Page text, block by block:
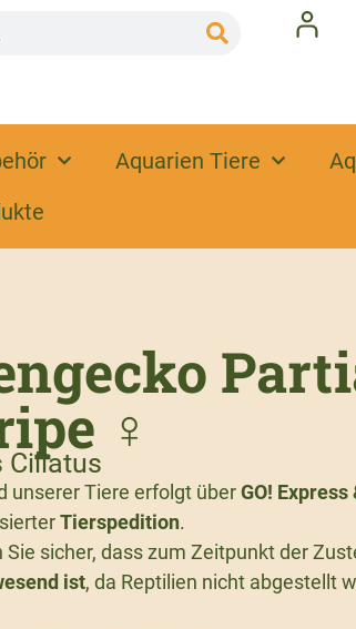
Aquarien Tiere
♀
Ciliatus
unserer Tiere erfolgt überGO!
Tierspedition.
Sie sicher, dass zum Zeitpunkt der
ist, da Reptilien nicht abgestellt